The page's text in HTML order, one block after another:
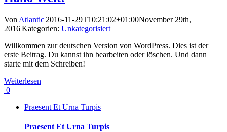
Von Atlantic|2016-11-29T10:21:02+01:00November 29th,
2016|Kategorien: Unkategorisiert|
Willkommen zur deutschen Version von WordPress. Dies ist der
erste Beitrag. Du kannst ihn bearbeiten oder löschen. Und dann
starte mit dem Schreiben!
Weiterlesen
0
Praesent Et Urna Turpis
Praesent Et Urna Turpis